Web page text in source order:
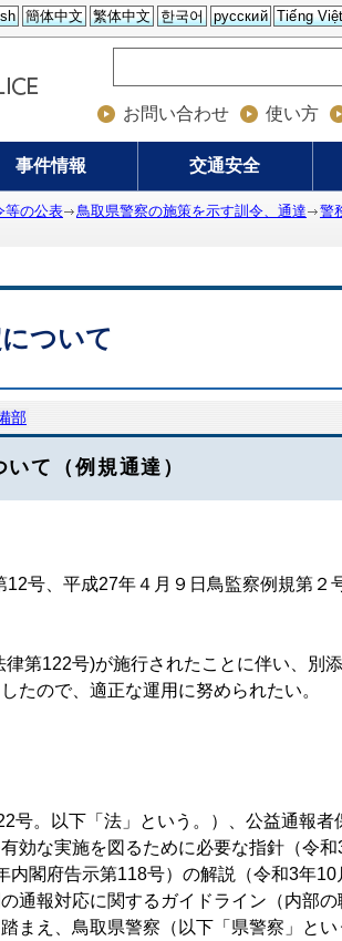
簡体中文 繁体中文 한국어 русский Tiếng
お問い合わせ 使い方
事件情報 交通安全
等の公表 鳥取県警察の施策を示す訓令、通達 警
ついて
部
て（例規通達）
号、平成27年４月９日鳥監察例規第２
第122号)が施行されたことに伴い、別
たので、適正な運用に努められたい。
号。以下「法」という。）、公益通報者
効な実施を図るために必要な指針（令和
内閣府告示第118号）の解説（令和3年10
通報対応に関するガイドライン（内部
まえ、鳥取県警察（以下「県警察」と